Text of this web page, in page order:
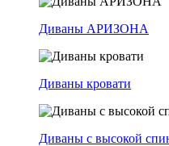
Диваны АРИЗОНА
Диваны кровати
Диваны с высокой